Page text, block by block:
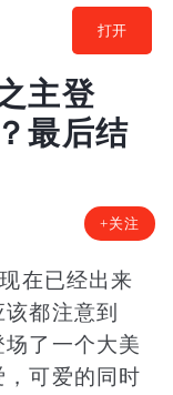
打开
主登
最后结
+关注
在已经出来
都注意到
了一个大美
可爱的同时